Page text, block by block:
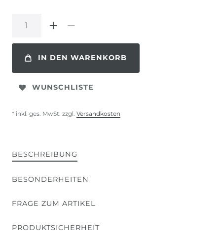
IN DEN WARENKORB
WUNSCHLISTE
* inkl. ges. MwSt. zzgl. Versandkosten
BESCHREIBUNG
BESONDERHEITEN
FRAGE ZUM ARTIKEL
PRODUKTSICHERHEIT